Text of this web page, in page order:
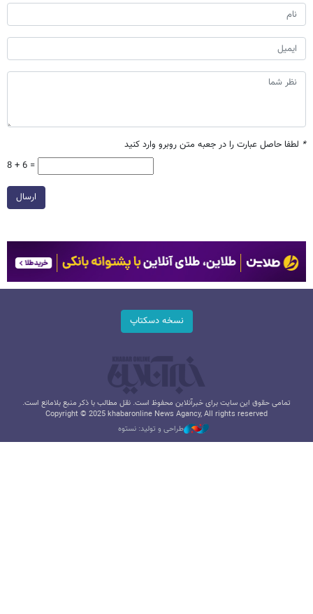
* لطفا حاصل عبارت را در جعبه متن روبرو وارد کنید
8 + 6 =
ارسال
نسخه دسکتاپ
تمامی حقوق این سایت برای خبرآنلاین محفوظ است. نقل مطالب با ذکر منبع بلامانع است.
Copyright © 2025 khabaronline News Agancy, All rights reserved
طراحی و تولید: نستوه